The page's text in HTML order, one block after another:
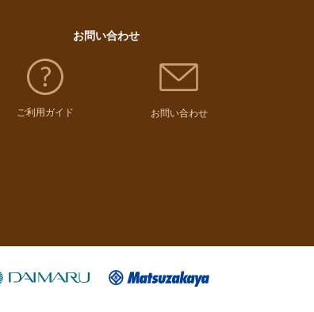
お問い合わせ
ご利用ガイド お問い合わせ